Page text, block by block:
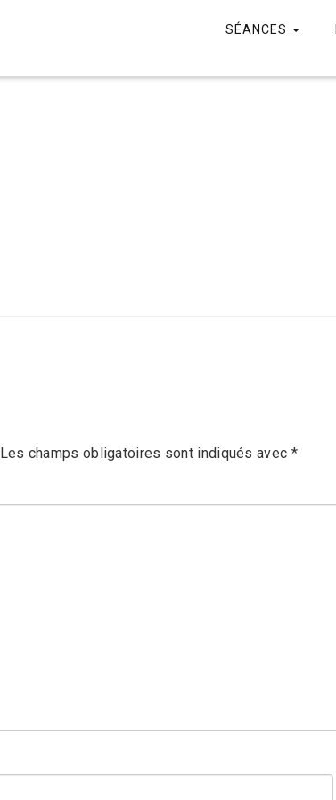
SÉANCES
Les champs obligatoires sont indiqués avec *